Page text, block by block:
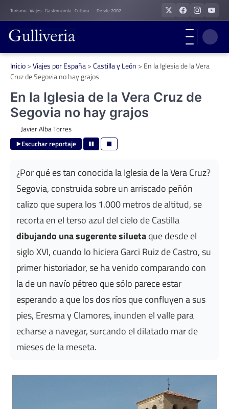
Skip
to
content
Turismo · Viajes · Gastronomía · Cultura — Desde 2002
Inicio>Viajes por España>Castilla y León > En la Iglesia de la Vera
Cruz de Segovia no hay grajos
En la Iglesia de la Vera Cruz de
Segovia no hay grajos
Javier Alba Torres
Escuchar reportaje
¿Por qué es tan conocida la Iglesia de la Vera Cruz?
Segovia, construida sobre un arriscado peñón
calizo que supera los 1.000 metros de altitud, se
recorta en el terso azul del cielo de Castilla
dibujando una sugerente siluetaque desde el
siglo XVI, cuando lo hiciera Garci Ruiz de Castro, su
primer historiador, se ha venido comparando con
la de un navío pétreo que sólo parece estar
esperando a que los dos ríos que confluyen a sus
pies, Eresma y Clamores, inunden el valle para
echarse a navegar, surcando el dilatado mar de
mieses de la meseta.